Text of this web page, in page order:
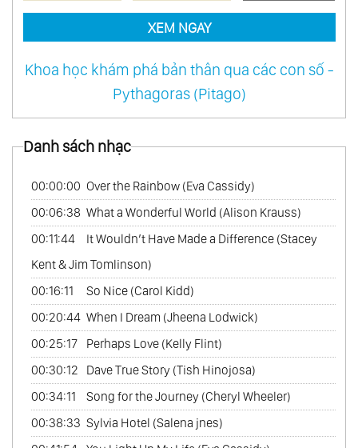
XEM NGAY
Khoa học khám phá bản thân qua các con số -
Pythagoras (Pitago)
Danh sách nhạc
00:00:00 Over the Rainbow (Eva Cassidy)
00:06:38 What a Wonderful World (Alison Krauss)
00:11:44
It Wouldn’t Have Made a Difference (Stacey
Kent & Jim Tomlinson)
00:16:11
So Nice (Carol Kidd)
00:20:44 When I Dream (Jheena Lodwick)
00:25:17
Perhaps Love (Kelly Flint)
00:30:12
Dave True Story (Tish Hinojosa)
00:34:11
Song for the Journey (Cheryl Wheeler)
00:38:33 Sylvia Hotel (Salena jnes)